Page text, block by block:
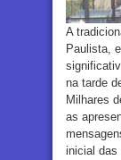
A
Paulista,
na tarde
Milhares
as
inicial das